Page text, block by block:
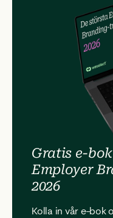
Gratis e-
Employer
2026
Kolla in vår e-bok